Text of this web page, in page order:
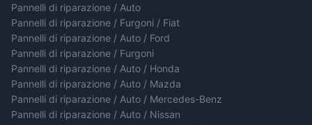
Pannelli di riparazione / Auto
Pannelli di riparazione / Furgoni / Fiat
Pannelli di riparazione / Auto / Ford
Pannelli di riparazione / Furgoni
Pannelli di riparazione / Auto / Honda
Pannelli di riparazione / Auto / Mazda
Pannelli di riparazione / Auto / Mercedes-Benz
Pannelli di riparazione / Auto / Nissan